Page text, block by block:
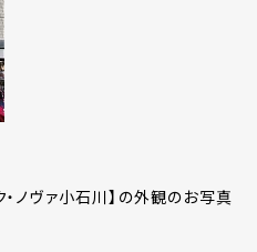
ノヴァ小石川】の外観のお写真